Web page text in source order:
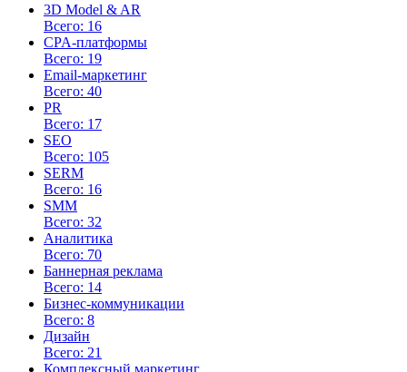
3D Model & AR
Всего: 16
CPA-платформы
Всего: 19
Email-маркетинг
Всего: 40
PR
Всего: 17
SEO
Всего: 105
SERM
Всего: 16
SMM
Всего: 32
Аналитика
Всего: 70
Баннерная реклама
Всего: 14
Бизнес-коммуникации
Всего: 8
Дизайн
Всего: 21
Комплексный маркетинг